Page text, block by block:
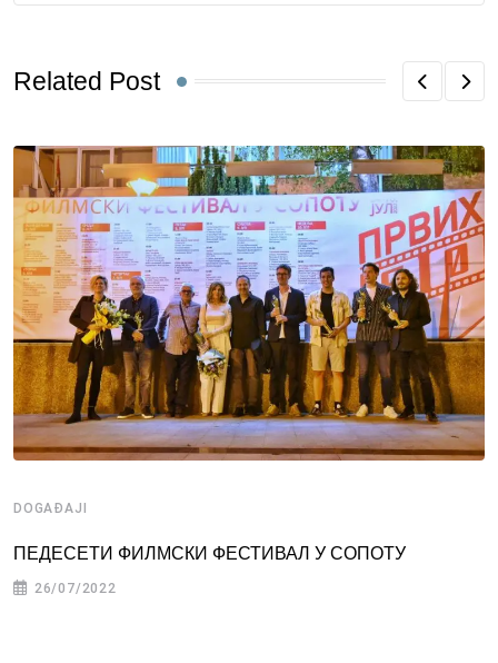
Related Post
DOGAĐAJI
ПЕДЕСЕТИ ФИЛМСКИ ФЕСТИВАЛ У СОПОТУ
26/07/2022